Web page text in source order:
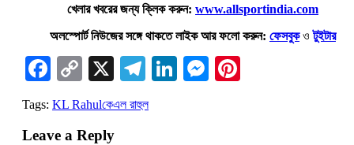
খেলার খবরের জন্য ক্লিক করুন: www.allsportindia.com
অলস্পোর্ট নিউজের সঙ্গে থাকতে লাইক আর ফলো করুন: ফেসবুকওটুইটার
Facebook
Copy
Link
X Telegram
LinkedIn
Messenger
Tags: KL Rahulকেএল রাহুল
Leave a Reply